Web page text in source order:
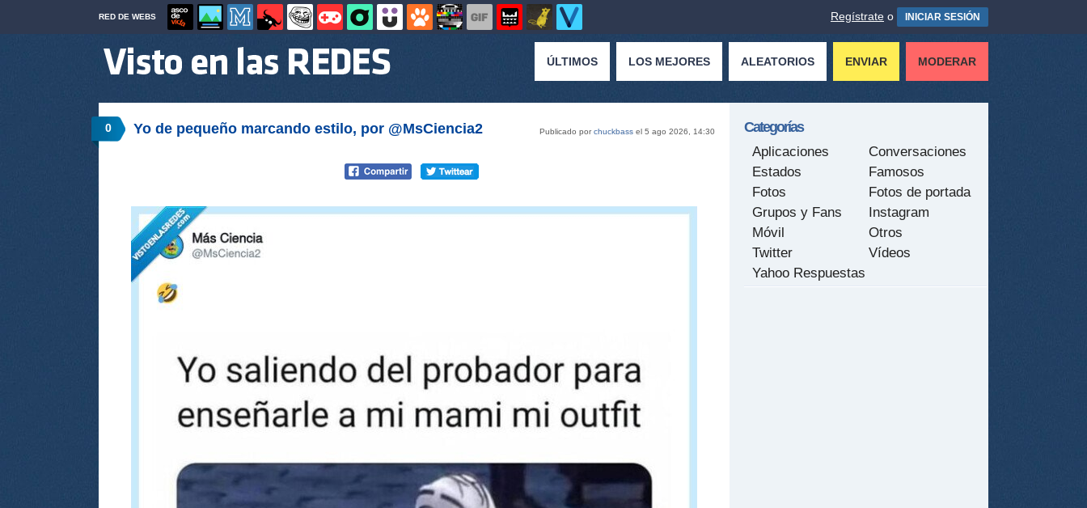
RED DE WEBS Regístrate o INICIAR SESIÓN
ÚLTIMOS LOS MEJORES ALEATORIOS ENVIAR MODERAR
0 Publicado porchuckbass el 5 ago 2026, 14:30
Yo de pequeño marcando estilo, por @MsCiencia2 Categorías
Aplicaciones
Conversaciones
Estados
Famosos
Fotos
Fotos de portada
Grupos y Fans
Instagram
Móvil
Otros
Twitter
Vídeos
Yahoo Respuestas